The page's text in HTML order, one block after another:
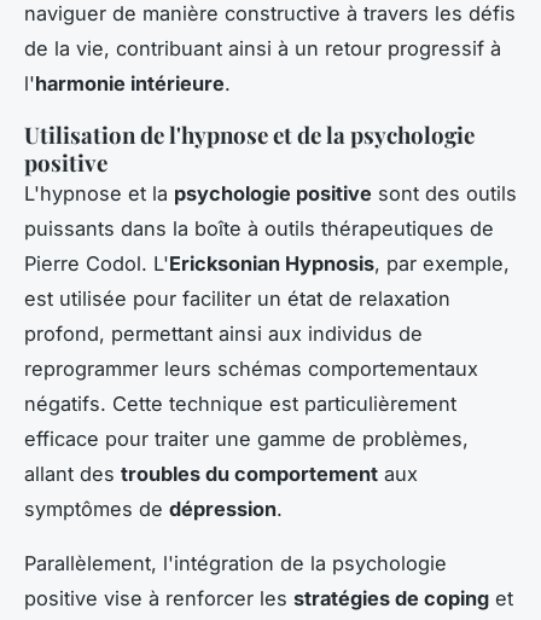
naviguer de manière constructive à travers les défis
de la vie, contribuant ainsi à un retour progressif à
l'harmonie intérieure.
Utilisation de l'hypnose et de la psychologie
positive
L'hypnose et la psychologie positive sont des outils
puissants dans la boîte à outils thérapeutiques de
Pierre Codol. L'Ericksonian Hypnosis, par exemple,
est utilisée pour faciliter un état de relaxation
profond, permettant ainsi aux individus de
reprogrammer leurs schémas comportementaux
négatifs. Cette technique est particulièrement
efficace pour traiter une gamme de problèmes,
allant des troubles du comportement aux
symptômes de dépression.
Parallèlement, l'intégration de la psychologie
positive vise à renforcer les stratégies de coping et